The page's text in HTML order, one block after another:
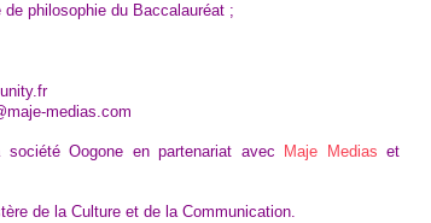
philosophie du Baccalauréat ;
medias.com
Oogone en partenariat avec Maje Medias et
de la Culture et de la Communication.